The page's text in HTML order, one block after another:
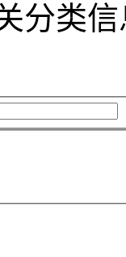
分类